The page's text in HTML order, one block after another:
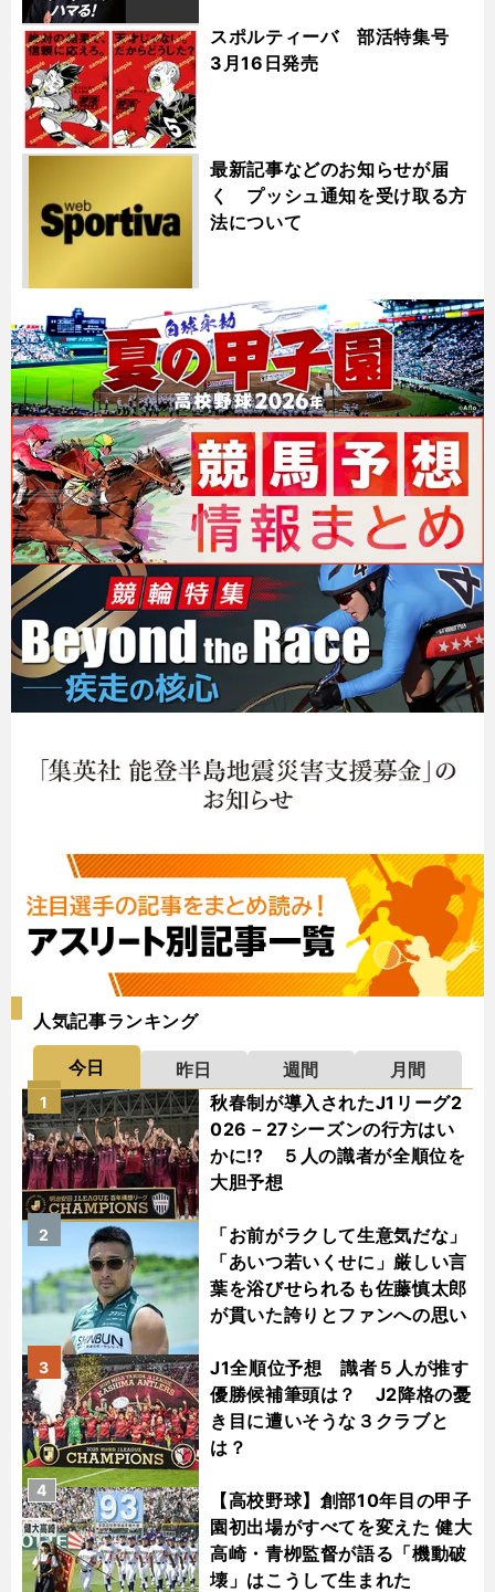
スポルティーバ 部活特集号
3月16日発売
最新記事などのお知らせが届
く プッシュ通知を受け取る方
法について
人気記事ランキング
今日 昨日 週間
月間
秋春制が導入されたJ1リーグ2
026－27シーズンの行方はい
かに!? ５人の識者が全順位を
大胆予想
1
「お前がラクして生意気だな」
「あいつ若いくせに」厳しい言
葉を浴びせられるも佐藤慎太郎
が貫いた誇りとファンへの思い
2
J1全順位予想 識者５人が推す
優勝候補筆頭は？ J2降格の憂
き目に遭いそうな３クラブと
は？
3
【高校野球】創部10年目の甲子
園初出場がすべてを変えた 健大
高崎・青栁監督が語る「機動破
壊」はこうして生まれた
4